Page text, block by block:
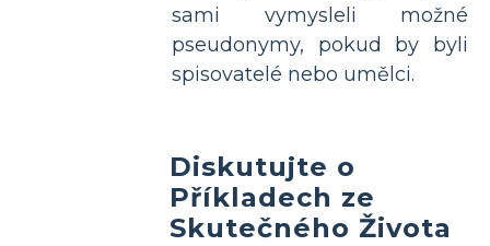
sami vymysleli možné
pseudonymy, pokud by byli
spisovatelé nebo umělci.
Diskutujte o
Příkladech ze
Skutečného Života